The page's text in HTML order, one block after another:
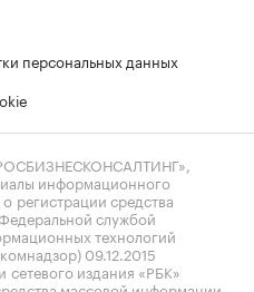
персональных данных
информационного
регистрации средства
службой
технологий
09.12.2015
издания «РБК»